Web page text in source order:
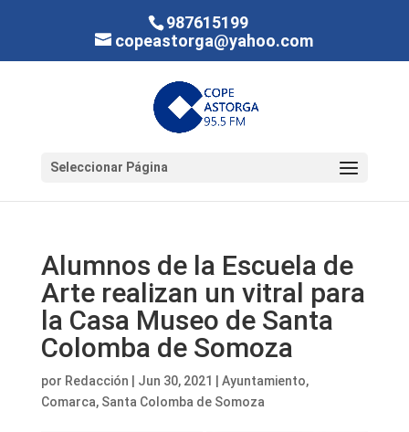
987615199
copeastorga@yahoo.com
Seleccionar Página
Alumnos de la Escuela de
Arte realizan un vitral para
la Casa Museo de Santa
Colomba de Somoza
por Redacción Jun 30, 2021 Ayuntamiento,
Comarca, Santa Colomba de Somoza